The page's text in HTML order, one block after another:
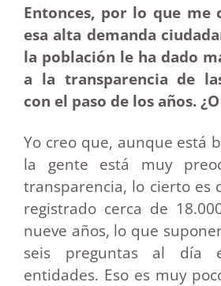
Entonces, por lo que me
esa alta demanda
la población le ha dado
a la transparencia de
con el paso de los años.
Yo creo que, aunque está
la gente está muy
transparencia, lo cierto es
registrado cerca de
nueve años, lo que
seis preguntas al día
entidades. Eso es muy